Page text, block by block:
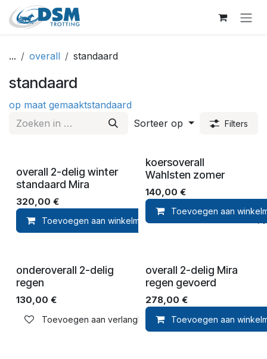
Overslaan naar inhoud
... overall standaard
standaard
op maat gemaaktstandaard
Sorteer op
Filters
overall 2-delig winter
standaard Mira
320,00 €
Toevoegen aan winkelmandje Toevoegen aan
koersoverall
Wahlsten zomer
140,00 €
Toevoegen aan
onderoverall 2-delig
regen
130,00 €
Toevoegen aan verlanglijst
overall 2-delig Mira
regen gevoerd
278,00 €
Toevoegen aan